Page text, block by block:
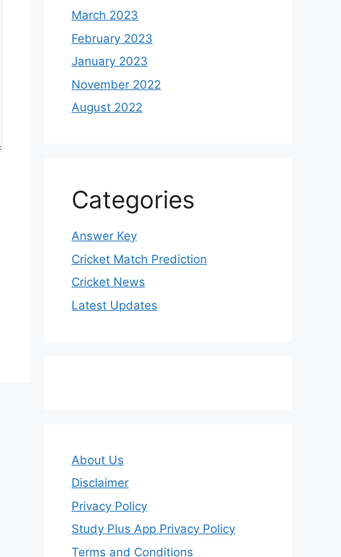
March 2023
February 2023
January 2023
November 2022
August 2022
Categories
Answer Key
Cricket Match Prediction
Cricket News
Latest Updates
About Us
Disclaimer
Privacy Policy
Study Plus App Privacy Policy
Terms and Conditions